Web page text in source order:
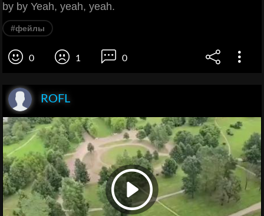
by by Yeah, yeah, yeah.
#фейлы
0 1 0
ROFL